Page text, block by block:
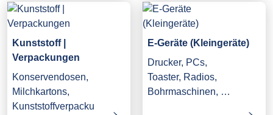
Kunststoff |
Verpackungen
Konservendosen,
Milchkartons,
Kunststoffverpacku
E-Geräte (Kleingeräte)
Drucker, PCs,
Toaster, Radios,
Bohrmaschinen, …